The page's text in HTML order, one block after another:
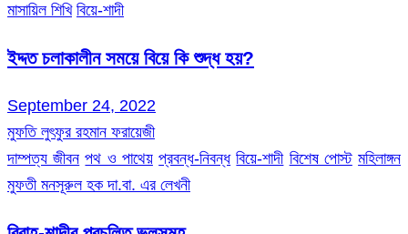
মাসায়িল শিখি বিয়ে-শাদী
ইদ্দত চলাকালীন সময়ে বিয়ে কি শুদ্ধ হয়?
September 24, 2022
মুফতি লুৎফুর রহমান ফরায়েজী
দাম্পত্য জীবন পথ ও পাথেয় প্রবন্ধ-নিবন্ধ বিয়ে-শাদী বিশেষ পোস্ট মহিলাঙ্গন
মুফতী মনসূরুল হক দা.বা. এর লেখনী